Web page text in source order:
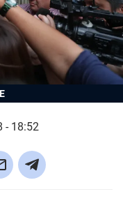
- 18:52